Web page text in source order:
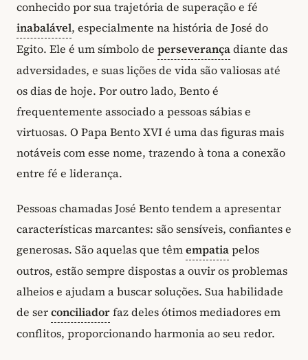
conhecido por sua trajetória de superação e fé
inabalável, especialmente na história de José do
Egito. Ele é um símbolo de perseverançadiante das
adversidades, e suas lições de vida são valiosas até
os dias de hoje. Por outro lado, Bento é
frequentemente associado a pessoas sábias e
virtuosas. O Papa Bento XVI é uma das figuras mais
notáveis com esse nome, trazendo à tona a conexão
entre fé e liderança.
Pessoas chamadas José Bento tendem a apresentar
características marcantes: são sensíveis, confiantes e
generosas. São aquelas que têmempatiapelos
outros, estão sempre dispostas a ouvir os problemas
alheios e ajudam a buscar soluções. Sua habilidade
de serconciliadorfaz deles ótimos mediadores em
conflitos, proporcionando harmonia ao seu redor.